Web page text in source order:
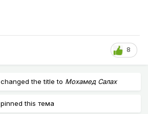
8
changed the title to Мохамед Салах
pinned this тема